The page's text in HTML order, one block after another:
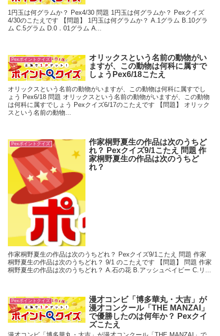
1円玉は何グラムか？ Pex4/30 問題 1円玉は何グラムか？ Pexクイズ
4/30のこたえです 【問題】 1円玉は何グラムか？ A.1グラム B.10グラ
ム C.5グラム D.0．01グラム A...
Pexポイントクイズ
オリックスという名前の動物がい
ますが、この動物は何科に属すで
しょうPex6/18こたえ
オリックスという名前の動物がいますが、この動物は何科に属すでし
ょう Pex6/18 問題 オリックスという名前の動物がいますが、この動物
は何科に属すでしょう Pexクイズ6/17のこたえです 【問題】 オリック
スという名前の動物...
Pexポイントクイズ
作家桐野夏生の作品は次のうちど
れ？ Pexクイズ9/1こたえ 問題 作
家桐野夏生の作品は次のうちど
れ？
作家桐野夏生の作品は次のうちどれ？ Pexクイズ9/1こたえ 問題 作家
桐野夏生の作品は次のうちどれ？ 9/1 のこたえです 【問題】 問題 作家
桐野夏生の作品は次のうちどれ？ A.石の花 B.アッシュベイビー C.リ...
Pexポイントクイズ
漫才コンビ「博多華丸・大吉」が
漫才コンクール「THE MANZAI」
で優勝したのは何年か？ Pexクイ
ズこたえ